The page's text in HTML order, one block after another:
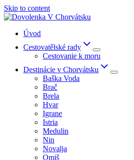
Skip to content
Úvod
Cestovatělské rady
Cestovanie k moru
Destinácie v Chorvátsku
Baška Voda
Brač
Brela
Hvar
Igrane
Istria
Medulin
Nin
Novalja
Omiš